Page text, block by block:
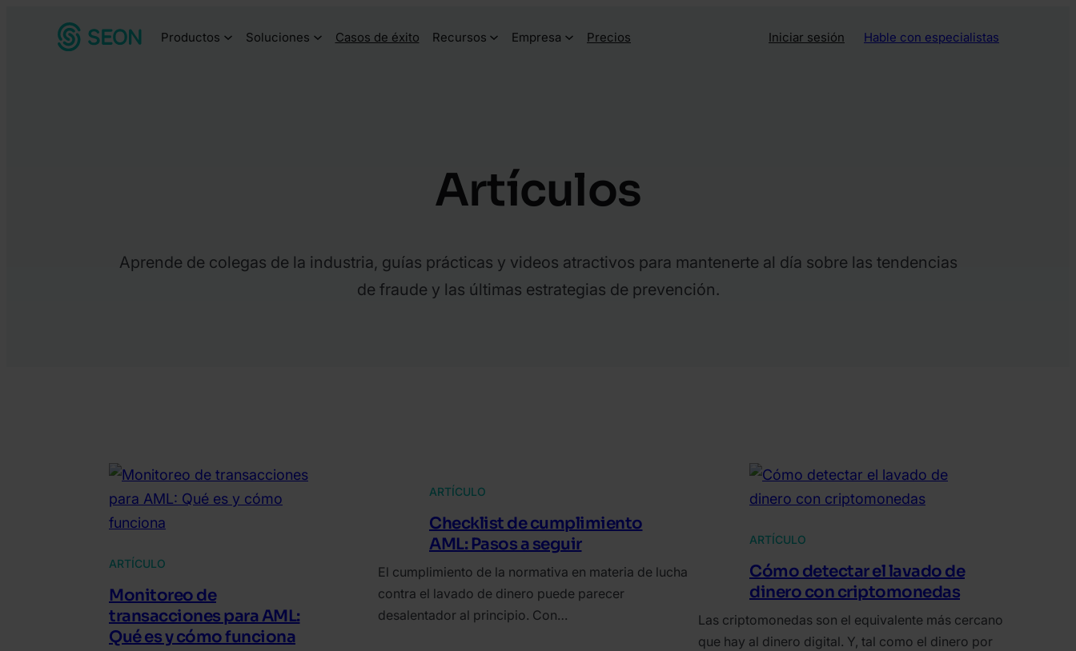
Productos Soluciones Casos de éxito Recursos Empresa Precios Hable con especialistas
Iniciar sesión
Artículos
Aprende de colegas de la industria, guías prácticas y videos atractivos para mantenerte al día sobre las tendencias
de fraude y las últimas estrategias de prevención.
ARTÍCULO
Monitoreo de
transacciones para AML:
Qué es y cómo funciona
ARTÍCULO
Checklist de cumplimiento
AML: Pasos a seguir
El cumplimiento de la normativa en materia de lucha
contra el lavado de dinero puede parecer
desalentador al principio. Con…
ARTÍCULO
Cómo detectar el lavado de
dinero con criptomonedas
Las criptomonedas son el equivalente más cercano
que hay al dinero digital. Y, tal como el dinero por